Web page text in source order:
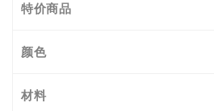
特价商品
颜色
材料